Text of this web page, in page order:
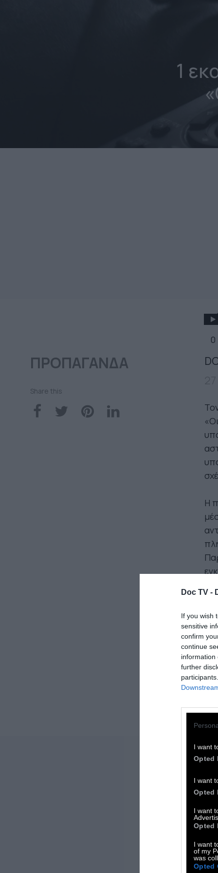
Doc TV -
If you wish
sensitive
confirm
continue
information
further
I want
Opted
I want
Opted
I want
Opted
I want
of my
was
Opted
1
0
ΠΡΟΠΑΓΑΝΔΑ
Share this
Η
Η